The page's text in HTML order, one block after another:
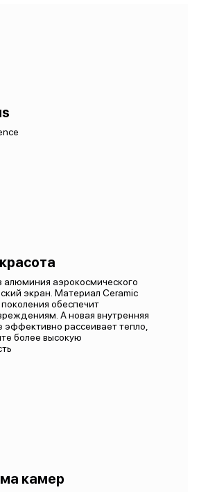
алюминия аэрокосмического
экран. Материал Ceramic
обеспечит
А новая внутренняя
эффективно рассеивает тепло,
более высокую
камер